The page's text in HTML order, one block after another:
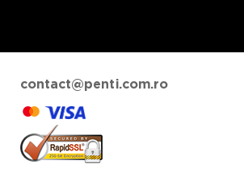
contact@penti.com.ro